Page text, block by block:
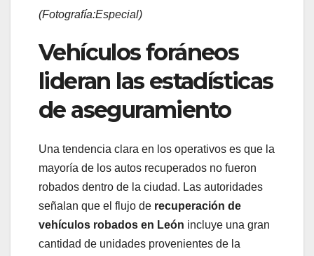
(Fotografía:Especial)
Vehículos foráneos
lideran las estadísticas
de aseguramiento
Una tendencia clara en los operativos es que la
mayoría de los autos recuperados no fueron
robados dentro de la ciudad. Las autoridades
señalan que el flujo de recuperación de
vehículos robados en León incluye una gran
cantidad de unidades provenientes de la